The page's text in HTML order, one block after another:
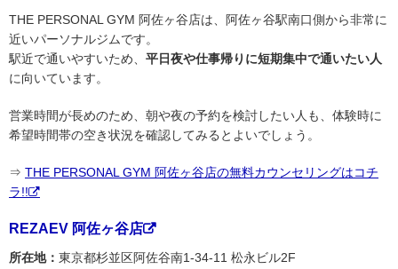
THE PERSONAL GYM 阿佐ヶ谷店は、阿佐ヶ谷駅南口側から非常に
近いパーソナルジムです。
駅近で通いやすいため、 平日夜や仕事帰りに短期集中で通いたい人
に向いています。
営業時間が長めのため、朝や夜の予約を検討したい人も、体験時に
希望時間帯の空き状況を確認してみるとよいでしょう。
⇒ THE PERSONAL GYM 阿佐ヶ谷店の無料カウンセリングはコチ
ラ!!
REZAEV 阿佐ヶ谷店
所在地： 東京都杉並区阿佐谷南1-34-11 松永ビル2F